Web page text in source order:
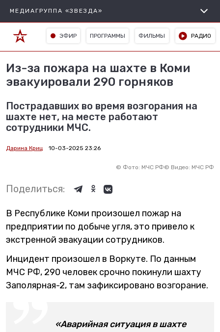
МЕДИАГРУППА «ЗВЕЗДА»
ЭФИР ПРОГРАММЫ ФИЛЬМЫ РАДИО
Из-за пожара на шахте в Коми
эвакуировали 290 горняков
Пострадавших во время возгорания на
шахте нет, на месте работают
сотрудники МЧС.
Дарина Криц 10-03-2025 23:26
© Фото: МЧС РФ© Видео: МЧС РФ
Поделиться:
В Республике Коми произошел пожар на
предприятии по добыче угля, это привело к
экстренной эвакуации сотрудников.
Инцидент произошел в Воркуте. По данным
МЧС РФ, 290 человек срочно покинули шахту
Заполярная-2, там зафиксировано возгорание.
«Аварийная ситуация в шахте